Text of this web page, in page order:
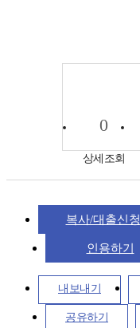
0
상세조회
복사/대출신청
인용하기
내보내기
공유하기